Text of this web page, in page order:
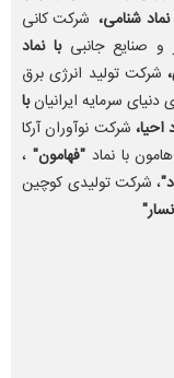
نماد شنامی، شرکت کانی
صنایع جانبی با نماد
شرکت تولید انرژی برق
سرمایه ایرانیانبا
احیا، شرکت نوآوران آرکا
با نماد"فهامون" ،
، شرکت تولیدی کوچین